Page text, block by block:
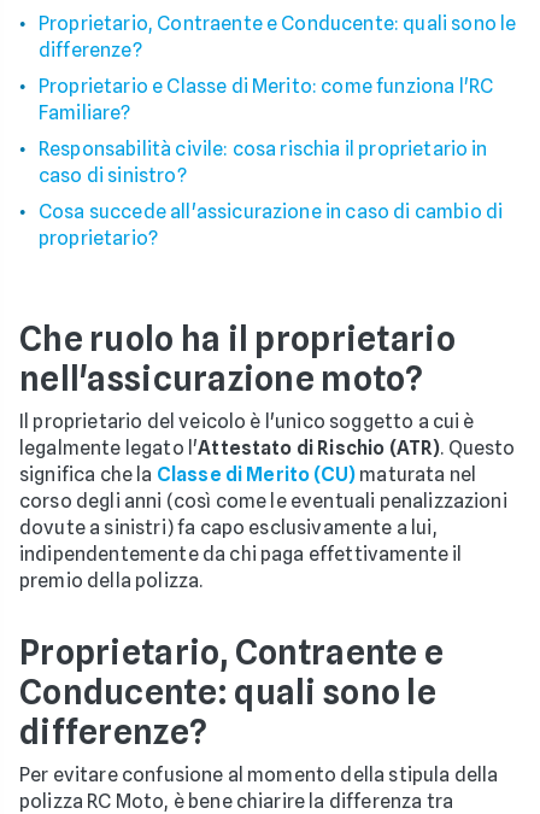
Proprietario, Contraente e Conducente: quali sono le
differenze?
Proprietario e Classe di Merito: come funziona l'RC
Familiare?
Responsabilità civile: cosa rischia il proprietario in
caso di sinistro?
Cosa succede all'assicurazione in caso di cambio di
proprietario?
Che ruolo ha il proprietario
nell'assicurazione moto?
Il proprietario del veicolo è l'unico soggetto a cui è
legalmente legato l'Attestato di Rischio (ATR). Questo
significa che la Classe di Merito (CU) maturata nel
corso degli anni (così come le eventuali penalizzazioni
dovute a sinistri) fa capo esclusivamente a lui,
indipendentemente da chi paga effettivamente il
premio della polizza.
Proprietario, Contraente e
Conducente: quali sono le
differenze?
Per evitare confusione al momento della stipula della
polizza RC Moto, è bene chiarire la differenza tra